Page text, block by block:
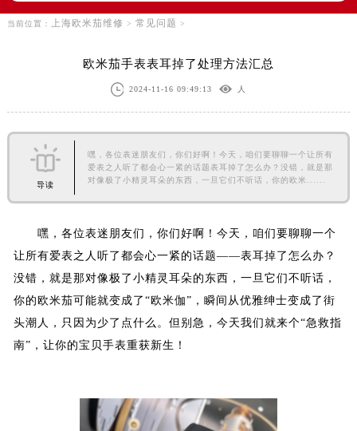
节假日正常营业！
当前位置： 上海欧米茄维修 > 常见问题 >
欧米茄手表表耳掉了处理方法汇总
2024-11-16 09:49:13 人
导读
嘿，各位表迷朋友们，你们好啊！今天，咱们要聊聊一个让所有
爱表之人听了都会心一紧的话题表耳掉了怎么办？没错，就是那
对像极了小精灵耳朵的东西，一旦它们不听话，你的欧米......
嘿，各位表迷朋友们，你们好啊！今天，咱们要聊聊一个
让所有爱表之人听了都会心一紧的话题——表耳掉了怎么办？
没错，就是那对像极了小精灵耳朵的东西，一旦它们不听话，
你的欧米茄可能就变成了“欧米伽”，瞬间从优雅绅士变成了街
头潮人，只因为少了点什么。但别急，今天我们就来个“急救指
南”，让你的宝贝手表重获新生！